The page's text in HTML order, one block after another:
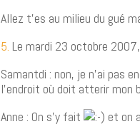
Allez t’es au milieu du gué
5. Le mardi 23 octobre
Samantdi : non, je n’ai pas
l’endroit où doit atterir mon
Anne : On s’y fait
et on